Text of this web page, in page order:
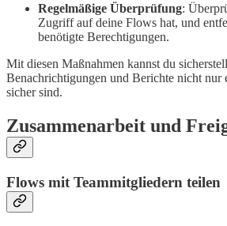
Regelmäßige Überprüfung:
Zugriff auf deine Flows hat, und
benötigte Berechtigungen.
Mit diesen Maßnahmen kannst du
Benachrichtigungen und Berichte nicht nur
sicher sind.
Zusammenarbeit und
Flows mit Teammitgliedern teilen